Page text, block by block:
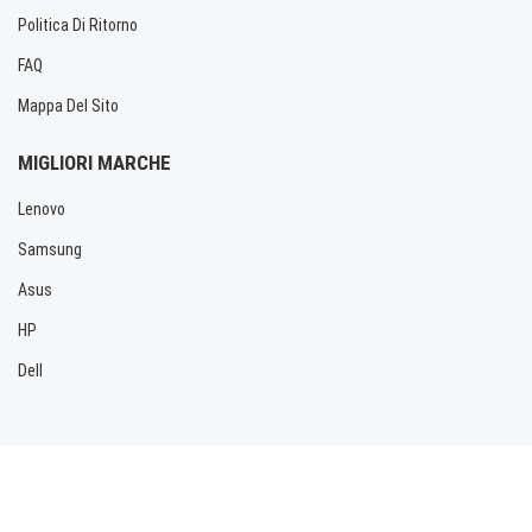
Politica Di Ritorno
FAQ
Mappa Del Sito
MIGLIORI MARCHE
Lenovo
Samsung
Asus
HP
Dell